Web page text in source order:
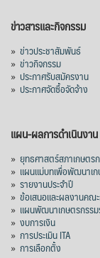
ข่าวสารและกิจกรรม
» ข่าวประชาสัมพันธ์
» ข่าวกิจกรรม
» ประกาศรับสมัครงาน
» ประกาศจัดซื้อจัดจ้าง
แผน-ผลการดำเนินงาน
» ยุทธศาสตร์สภาเกษตร
» แผนแม่บทเพื่อพัฒนาเ
» รายงานประจำปี
» ข้อเสนอและผลงานคณ
» แผนพัฒนาเกษตรกรร
» งบการเงิน
» การประเมิน ITA
» การเลือกตั้ง